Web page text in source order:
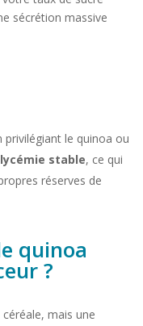
sécrétion massive
privilégiant le quinoa ou
stable, ce qui
réserves de
quinoa
?
mais une